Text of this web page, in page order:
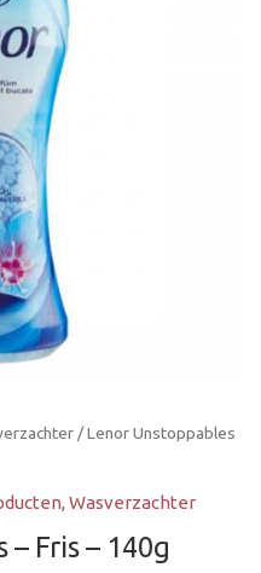
/ Lenor Unstoppables
, Wasverzachter
Fris – 140g